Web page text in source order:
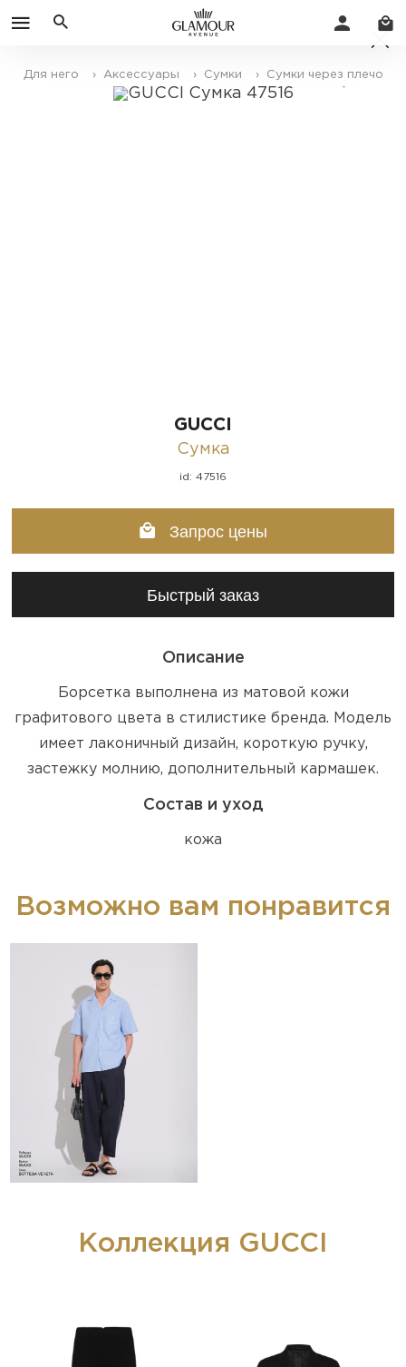
Для него › Аксессуары › Сумки › Сумки через плечо
GUCCI
Сумка
id: 47516
Запрос цены
Быстрый заказ
Описание
Борсетка выполнена из матовой кожи
графитового цвета в стилистике бренда. Модель
имеет лаконичный дизайн, короткую ручку,
застежку молнию, дополнительный кармашек.
Состав и уход
кожа
Возможно вам понравится
Коллекция GUCCI